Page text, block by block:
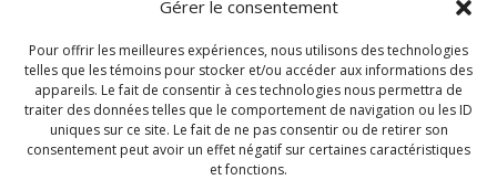
Gérer le consentement
Pour offrir les meilleures expériences, nous utilisons des technologies
telles que les témoins pour stocker et/ou accéder aux informations des
appareils. Le fait de consentir à ces technologies nous permettra de
traiter des données telles que le comportement de navigation ou les ID
uniques sur ce site. Le fait de ne pas consentir ou de retirer son
consentement peut avoir un effet négatif sur certaines caractéristiques
et fonctions.